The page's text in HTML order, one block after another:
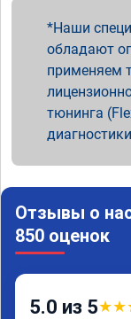
Наши
обладают
применяем
тюнинга
Отзывы о
850 оценок
5.0 из 5★★